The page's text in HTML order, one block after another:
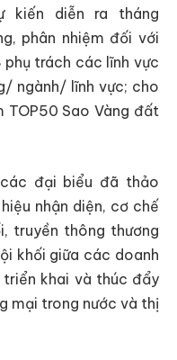
kiến diễn ra tháng
phân nhiệm đối với
trách các lĩnh vực
ngành/ lĩnh vực; cho
TOP50 Sao Vàng đất
đại biểu đã thảo
nhận diện, cơ chế
truyền thông thương
khối giữa các doanh
triển khai và thúc đẩy
mại trong nước và thị